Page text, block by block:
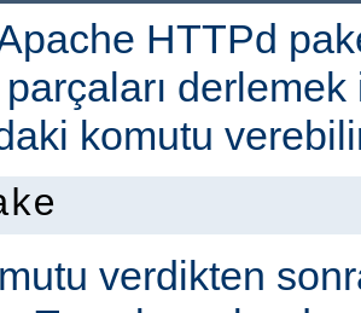
HTTPd
komutu
verdikten